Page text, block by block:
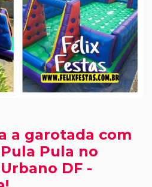
a garotada com
Pula no
DF -